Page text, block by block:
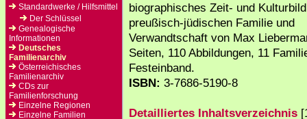
Standardwerke / Hilfsmittel
Der Schlüssel
Genealogische
Informationen
Deutsches
Familienarchiv
Österreichisches
Familienarchiv
CDs zur
Familienforschung
Einzelne Regionen
Einzelne Familien
biographisches Zeit- und
preußisch-jüdischen Familie und
Verwandtschaft von Max
Seiten, 110 Abbildungen, 11
Festeinband.
ISBN: 3-7686-5190-8
Detailliertes Inhaltsverzeichnis